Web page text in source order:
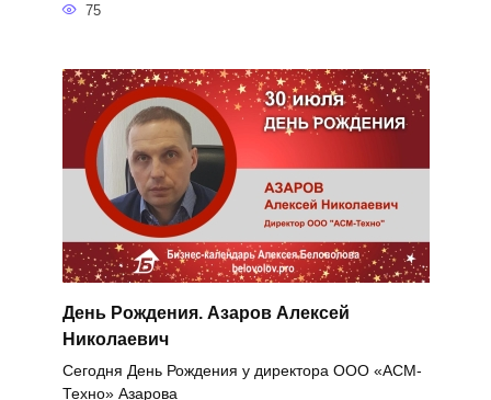
75
День Рождения. Азаров Алексей
Николаевич
Сегодня День Рождения у директора ООО «АСМ-
Техно» Азарова